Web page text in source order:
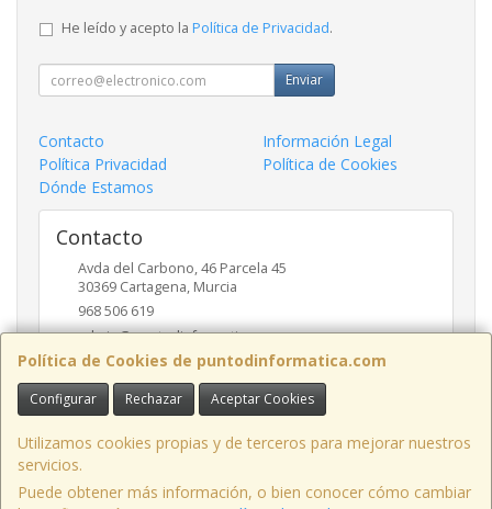
Política de Cookies de puntodinformatica.com
Configurar Rechazar Aceptar Cookies
Utilizamos cookies propias y de terceros para mejorar nuestros
servicios.
Puede obtener más información, o bien conocer cómo cambiar
He leído y acepto la Política de Privacidad.
Enviar
Contacto
Información Legal
Política Privacidad
Política de Cookies
Dónde Estamos
Contacto
Avda del Carbono, 46 Parcela 45
30369 Cartagena, Murcia
968 506 619
admin@puntodinformatica.com
Horario
09:30h a 14:00h y de 16:30h a 20:00h